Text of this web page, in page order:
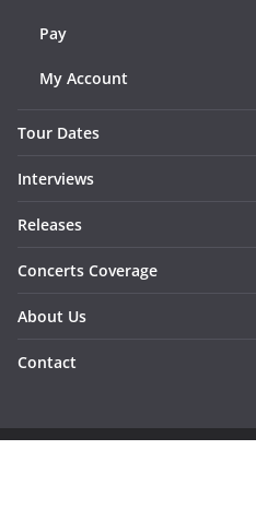
Pay
My Account
Tour Dates
Interviews
Releases
Concerts Coverage
About Us
Contact